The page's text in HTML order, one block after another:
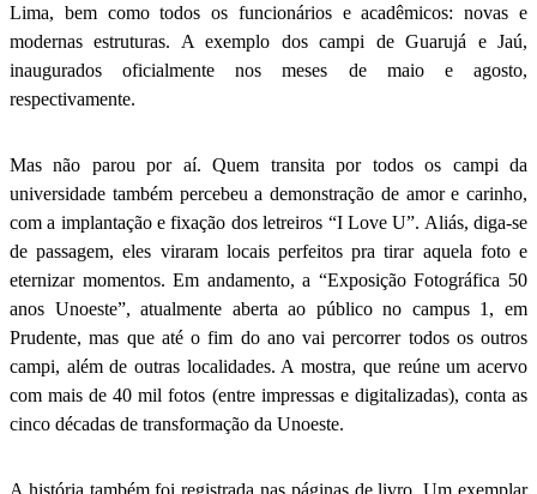
Lima, bem como todos os funcionários e acadêmicos: novas e
modernas estruturas. A exemplo dos campi de Guarujá e Jaú,
inaugurados oficialmente nos meses de maio e agosto,
respectivamente.
Mas não parou por aí. Quem transita por todos os campi da
universidade também percebeu a demonstração de amor e carinho,
com a implantação e fixação dos letreiros “I Love U”. Aliás, diga-se
de passagem, eles viraram locais perfeitos pra tirar aquela foto e
eternizar momentos. Em andamento, a “Exposição Fotográfica 50
anos Unoeste”, atualmente aberta ao público no campus 1, em
Prudente, mas que até o fim do ano vai percorrer todos os outros
campi, além de outras localidades. A mostra, que reúne um acervo
com mais de 40 mil fotos (entre impressas e digitalizadas), conta as
cinco décadas de transformação da Unoeste.
A história também foi registrada nas páginas de livro. Um exemplar